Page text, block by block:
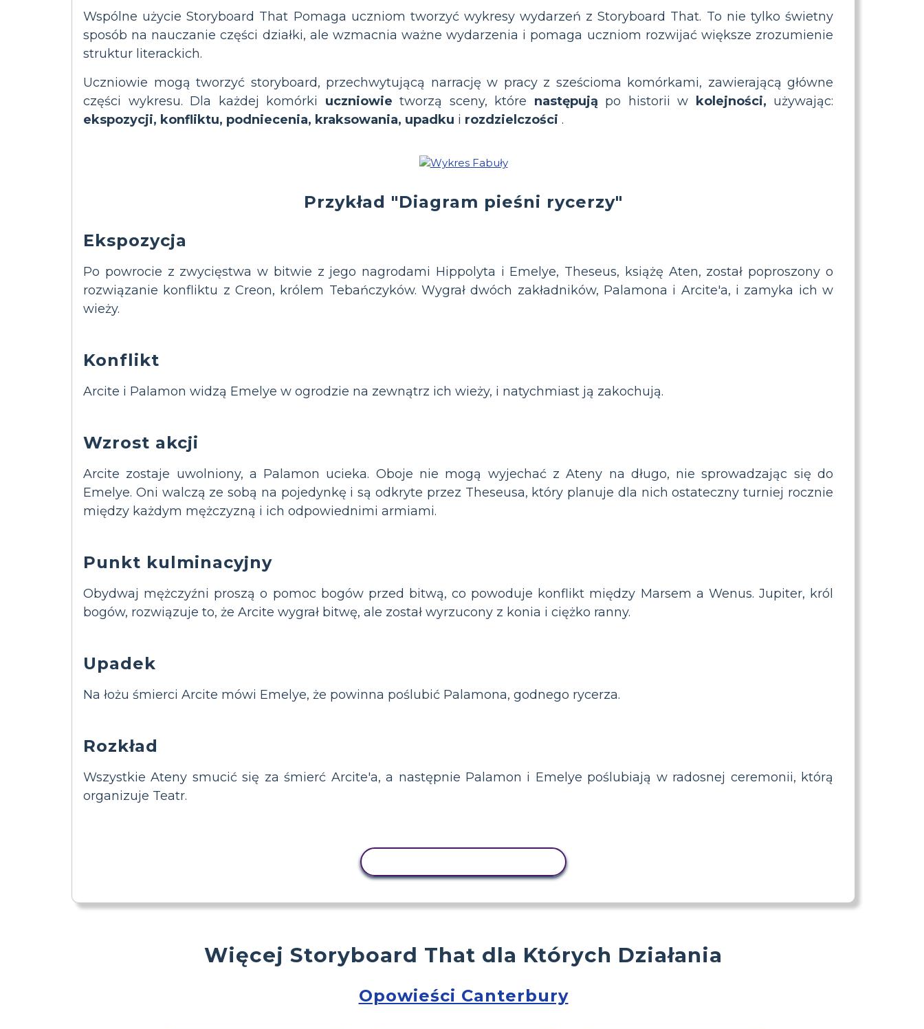
Wspólne użycie Storyboard That Pomaga uczniom tworzyć wykresy wydarzeń z Storyboard That. To nie tylko świetny
sposób na nauczanie części działki, ale wzmacnia ważne wydarzenia i pomaga uczniom rozwijać większe zrozumienie
struktur literackich.
Uczniowie mogą tworzyć storyboard, przechwytującą narrację w pracy z sześcioma komórkami, zawierającą główne
części wykresu. Dla każdej komórki uczniowie tworzą sceny, które następują po historii w kolejności, używając:
ekspozycji, konfliktu, podniecenia, kraksowania, upadku i rozdzielczości .
Przykład "Diagram pieśni rycerzy"
Ekspozycja
Po powrocie z zwycięstwa w bitwie z jego nagrodami Hippolyta i Emelye, Theseus, książę Aten, został poproszony o
rozwiązanie konfliktu z Creon, królem Tebańczyków. Wygrał dwóch zakładników, Palamona i Arcite'a, i zamyka ich w
wieży.
Konflikt
Arcite i Palamon widzą Emelye w ogrodzie na zewnątrz ich wieży, i natychmiast ją zakochują.
Wzrost akcji
Arcite zostaje uwolniony, a Palamon ucieka. Oboje nie mogą wyjechać z Ateny na długo, nie sprowadzając się do
Emelye. Oni walczą ze sobą na pojedynkę i są odkryte przez Theseusa, który planuje dla nich ostateczny turniej rocznie
między każdym mężczyzną i ich odpowiednimi armiami.
Punkt kulminacyjny
Obydwaj mężczyźni proszą o pomoc bogów przed bitwą, co powoduje konflikt między Marsem a Wenus. Jupiter, król
bogów, rozwiązuje to, że Arcite wygrał bitwę, ale został wyrzucony z konia i ciężko ranny.
Upadek
Na łożu śmierci Arcite mówi Emelye, że powinna poślubić Palamona, godnego rycerza.
Rozkład
Wszystkie Ateny smucić się za śmierć Arcite'a, a następnie Palamon i Emelye poślubiają w radosnej ceremonii, którą
organizuje Teatr.
Więcej Storyboard That dla Których Działania
Opowieści Canterbury